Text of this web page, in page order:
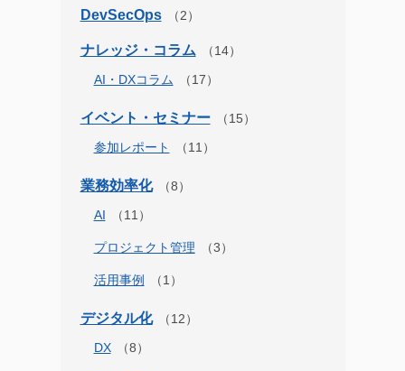
DevSecOps
ナレッジ・コラム
AI・DXコラム
イベント・セミナー
参加レポート
業務効率化
AI
プロジェクト管理
活用事例
デジタル化
DX